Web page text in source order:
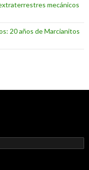
mecánicos
20 años de Marcianitos